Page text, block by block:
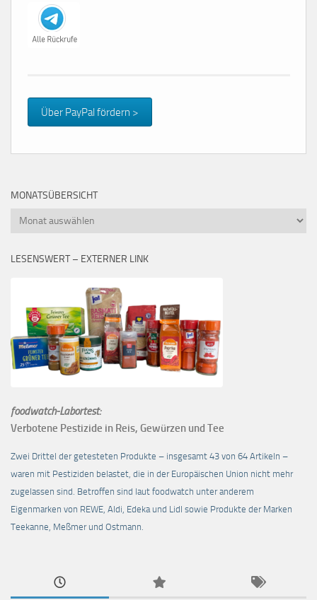
Über PayPal fördern >
MONATSÜBERSICHT
Monatsübersicht
LESENSWERT – EXTERNER LINK
foodwatch-Labortest:
Verbotene Pestizide in Reis, Gewürzen und Tee
Zwei Drittel der getesteten Produkte – insgesamt 43 von 64 Artikeln –
waren mit Pestiziden belastet, die in der Europäischen Union nicht mehr
zugelassen sind. Betroffen sind laut foodwatch unter anderem
Eigenmarken von REWE, Aldi, Edeka und Lidl sowie Produkte der Marken
Teekanne, Meßmer und Ostmann.